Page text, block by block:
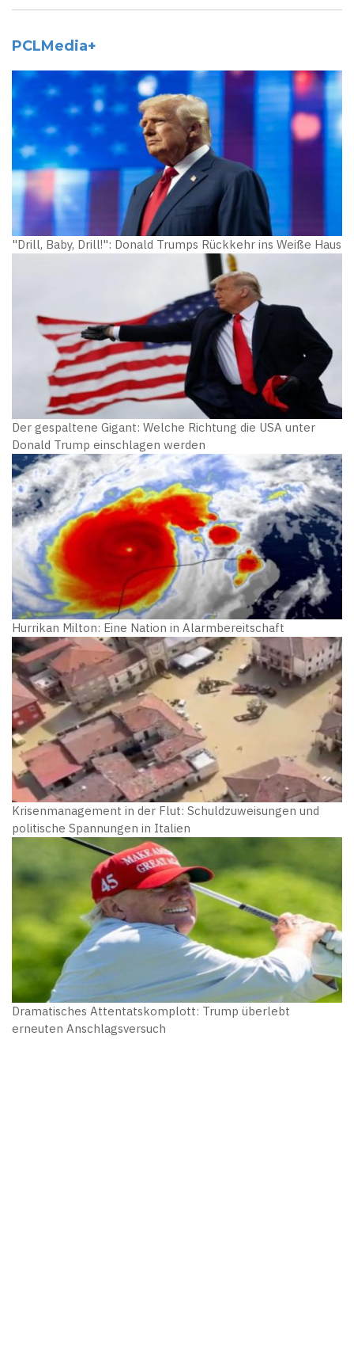
PCLMedia+
"Drill, Baby, Drill!": Donald Trumps Rückkehr ins Weiße Haus
Der gespaltene Gigant: Welche Richtung die USA unter
Donald Trump einschlagen werden
Hurrikan Milton: Eine Nation in Alarmbereitschaft
Krisenmanagement in der Flut: Schuldzuweisungen und
politische Spannungen in Italien
Dramatisches Attentatskomplott: Trump überlebt
erneuten Anschlagsversuch